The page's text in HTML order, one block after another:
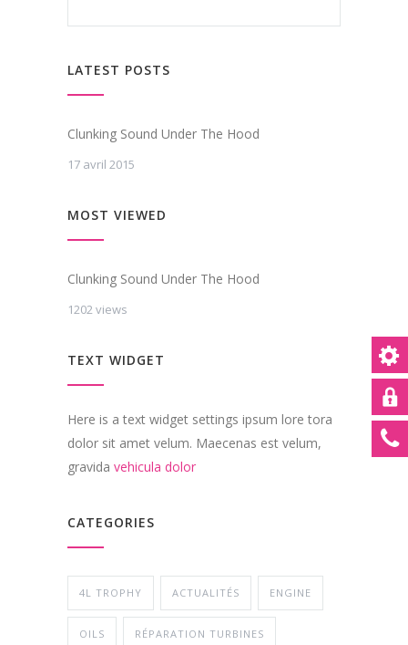
LATEST POSTS
Clunking Sound Under The Hood
17 avril 2015
MOST VIEWED
Clunking Sound Under The Hood
1202 views
TEXT WIDGET
Here is a text widget settings ipsum lore tora
dolor sit amet velum. Maecenas est velum,
gravida vehicula dolor
CATEGORIES
4L TROPHY ACTUALITÉS ENGINE
OILS RÉPARATION TURBINES